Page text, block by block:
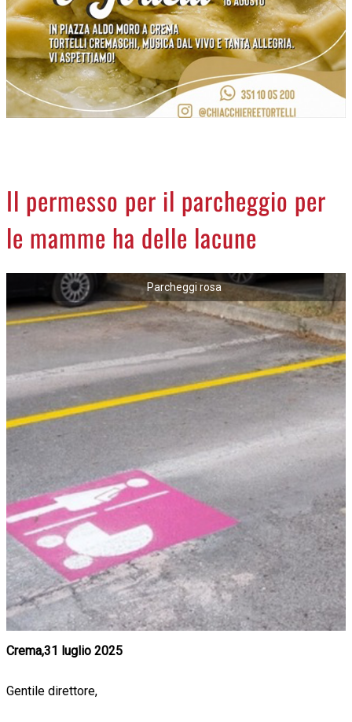
NECROLOGI
ACCEDI
Il permesso per il parcheggio per
le mamme ha delle lacune
Parcheggi rosa
Crema,31 luglio 2025
Gentile direttore,